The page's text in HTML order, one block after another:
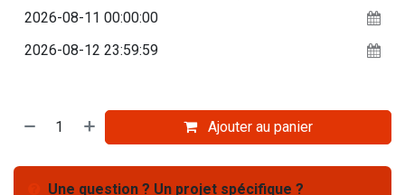
Ajouter au panier
Une question ? Un projet spécifique ?